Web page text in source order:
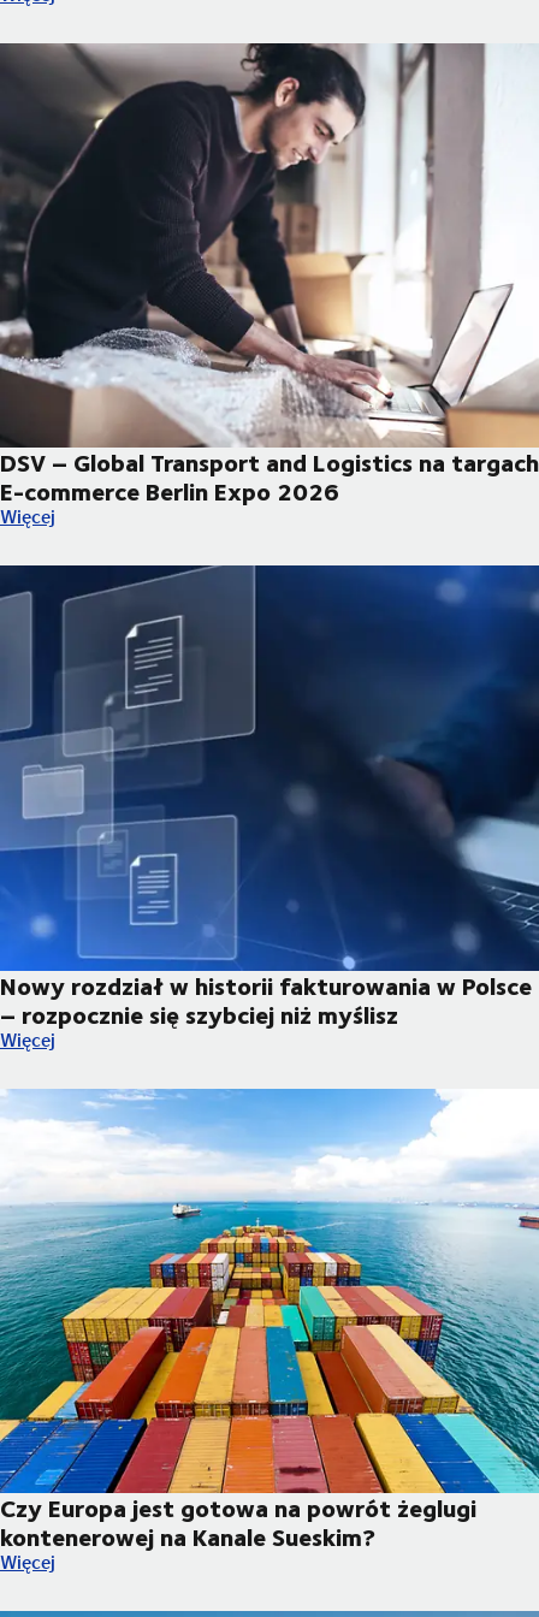
DSV – Global Transport and Logistics na targach
E-commerce Berlin Expo 2026
DSV – Global Transport and Logistics na targach E-commerce
Więcej
Nowy rozdział w historii fakturowania w Polsce
– rozpocznie się szybciej niż myślisz
Nowy rozdział w historii fakturowania w Polsce – rozpocznie
Więcej
Czy Europa jest gotowa na powrót żeglugi
kontenerowej na Kanale Sueskim?
Czy Europa jest gotowa na powrót żeglugi kontenerowej na
Więcej